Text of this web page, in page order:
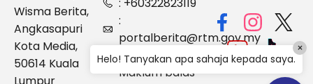
Wisma Berita,
Angkasapuri
Kota Media,
50614 Kuala
:
portalberita@rtm.gov.my
: Aduan &
Maklum balas
Helo! Tanyakan apa sahaja kepada saya.
×